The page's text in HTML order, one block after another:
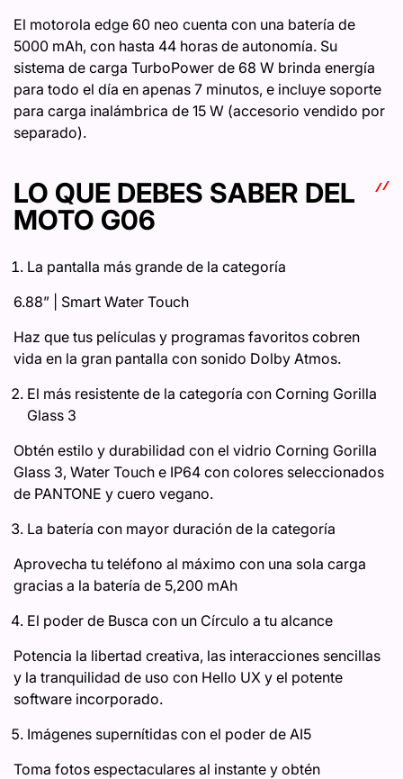
El motorola edge 60 neo cuenta con una batería de
5000 mAh, con hasta 44 horas de autonomía. Su
sistema de carga TurboPower de 68 W brinda energía
para todo el día en apenas 7 minutos, e incluye soporte
para carga inalámbrica de 15 W (accesorio vendido por
separado).
LO QUE DEBES SABER DEL
MOTO G06
La pantalla más grande de la categoría
6.88” | Smart Water Touch
Haz que tus películas y programas favoritos cobren
vida en la gran pantalla con sonido Dolby Atmos.
El más resistente de la categoría con Corning Gorilla
Glass 3
Obtén estilo y durabilidad con el vidrio Corning Gorilla
Glass 3, Water Touch e IP64 con colores seleccionados
de PANTONE y cuero vegano.
La batería con mayor duración de la categoría
Aprovecha tu teléfono al máximo con una sola carga
gracias a la batería de 5,200 mAh
El poder de Busca con un Círculo a tu alcance​
Potencia la libertad creativa, las interacciones sencillas
y la tranquilidad de uso con Hello UX y el potente
software incorporado.
Imágenes supernítidas con el poder de AI​​​5
Toma fotos espectaculares al instante y obtén